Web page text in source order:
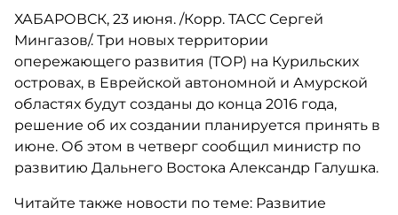
ХАБАРОВСК, 23 июня. /Корр. ТАСС Сергей
Мингазов/. Три новых территории
опережающего развития (ТОР) на Курильских
островах, в Еврейской автономной и Амурской
областях будут созданы до конца 2016 года,
решение об их создании планируется принять в
июне. Об этом в четверг сообщил министр по
развитию Дальнего Востока Александр Галушка.
Читайте также новости по теме: Развитие